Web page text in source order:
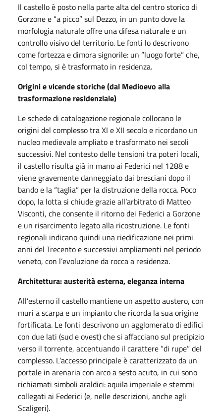
Il castello è posto nella parte alta del centro storico di
Gorzone e “a picco” sul Dezzo, in un punto dove la
morfologia naturale offre una difesa naturale e un
controllo visivo del territorio. Le fonti lo descrivono
come fortezza e dimora signorile: un “luogo forte” che,
col tempo, si è trasformato in residenza.
Origini e vicende storiche (dal Medioevo alla
trasformazione residenziale)
Le schede di catalogazione regionale collocano le
origini del complesso tra XI e XII secolo e ricordano un
nucleo medievale ampliato e trasformato nei secoli
successivi. Nel contesto delle tensioni tra poteri locali,
il castello risulta già in mano ai Federici nel 1288 e
viene gravemente danneggiato dai bresciani dopo il
bando e la “taglia” per la distruzione della rocca. Poco
dopo, la lotta si chiude grazie all’arbitrato di Matteo
Visconti, che consente il ritorno dei Federici a Gorzone
e un risarcimento legato alla ricostruzione. Le fonti
regionali indicano quindi una riedificazione nei primi
anni del Trecento e successivi ampliamenti nel periodo
veneto, con l’evoluzione da rocca a residenza.
Architettura: austerità esterna, eleganza interna
All’esterno il castello mantiene un aspetto austero, con
muri a scarpa e un impianto che ricorda la sua origine
fortificata. Le fonti descrivono un agglomerato di edifici
con due lati (sud e ovest) che si affacciano sul precipizio
verso il torrente, accentuando il carattere “di rupe” del
complesso. L’accesso principale è caratterizzato da un
portale in arenaria con arco a sesto acuto, in cui sono
richiamati simboli araldici: aquila imperiale e stemmi
collegati ai Federici (e, nelle descrizioni, anche agli
Scaligeri).